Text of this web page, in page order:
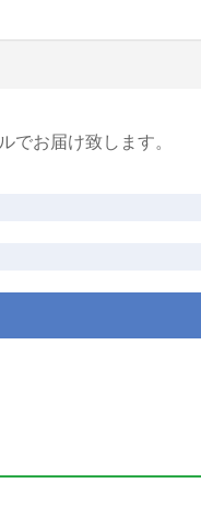
でお届け致します。